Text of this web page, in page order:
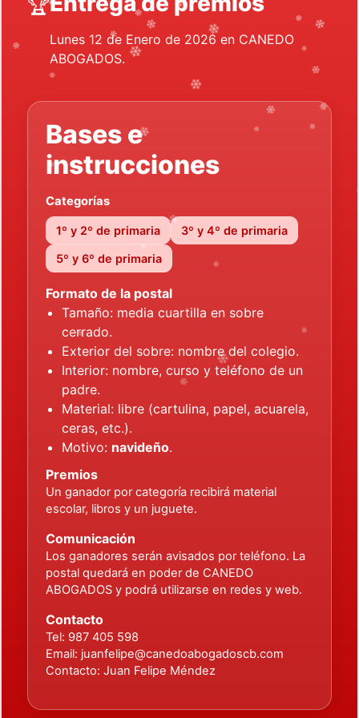
🏆
Lunes 12 de Enero de 2026 en CANEDO
ABOGADOS.
Bases e
instrucciones
Categorías
1º y 2º de primaria 3º y 4º de primaria
5º y 6º de primaria
Formato de la postal
Tamaño: media cuartilla en sobre
cerrado.
Exterior del sobre: nombre del colegio.
Interior: nombre, curso y teléfono de un
padre.
Material: libre (cartulina, papel, acuarela,
ceras, etc.).
Motivo: navideño.
Premios
Un ganador por categoría recibirá material
escolar, libros y un juguete.
Comunicación
Los ganadores serán avisados por teléfono. La
postal quedará en poder de CANEDO
ABOGADOS y podrá utilizarse en redes y web.
Contacto
Tel: 987 405 598
Email: juanfelipe@canedoabogadoscb.com
Contacto: Juan Felipe Méndez
❄
❄
❄
❄
❄
❄
❄
❄
❄
❄
❄
❄
❄